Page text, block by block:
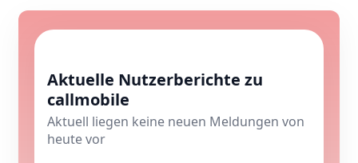
Aktuelle Nutzerberichte zu
callmobile
Aktuell liegen keine neuen Meldungen von
heute vor